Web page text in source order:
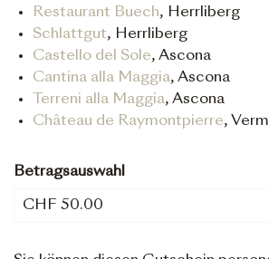
Restaurant Buech, Herrliberg
Schlattgut, Herrliberg
Castello del Sole, Ascona
Cantina alla Maggia, Ascona
Terreni alla Maggia, Ascona
Château de Raymontpierre,
Betragsauswahl